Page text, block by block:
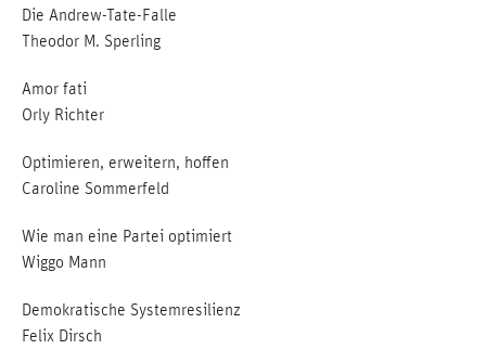
Die Andrew-Tate-Falle
Theodor M. Sperling
Amor fati
Orly Richter
Optimieren, erweitern, hoffen
Caroline Sommerfeld
Wie man eine Partei optimiert
Wiggo Mann
Demokratische Systemresilienz
Felix Dirsch